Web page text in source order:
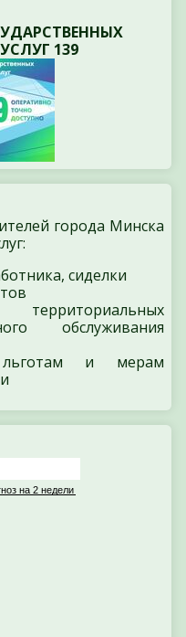
139
города Минска
сиделки
обслуживания
и мерам